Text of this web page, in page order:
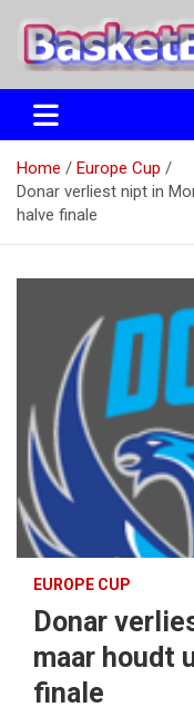
naar
Etten
Home
Europe Cup
Donar verliest nipt in
halve finale
EUROPE CUP
Donar
maar houdt
finale